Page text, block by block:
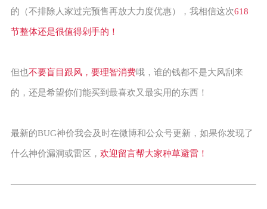
的（不排除人家过完预售再放大力度优惠），我相信这次618
节整体还是很值得剁手的！
但也不要盲目跟风，要理智消费哦，谁的钱都不是大风刮来
的，还是希望你们能买到最喜欢又最实用的东西！
最新的BUG神价我会及时在微博和公众号更新，如果你发现了
什么神价漏洞或雷区， 欢迎留言帮大家种草避雷！